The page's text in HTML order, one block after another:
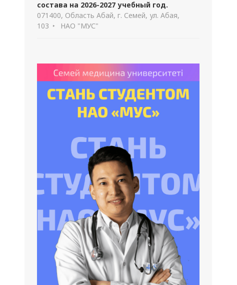
состава на 2026-2027 учебный год.
071400, Область Абай, г. Семей, ул. Абая,
103
НАО "МУС"